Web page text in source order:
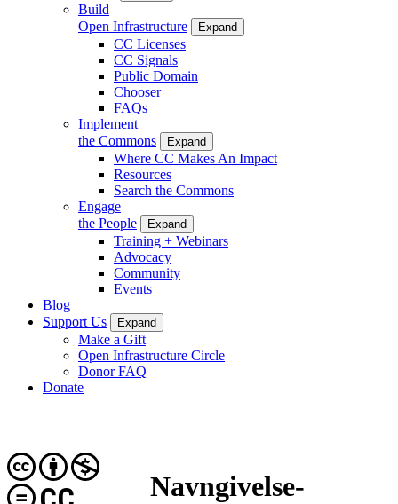
Build
Open Infrastructure
Expand
CC Licenses
CC Signals
Public Domain
Chooser
FAQs
Implement
the Commons
Expand
Where CC Makes An Impact
Resources
Search the Commons
Engage
the People
Expand
Training + Webinars
Advocacy
Community
Events
Blog
Support Us
Expand
Make a Gift
Open Infrastructure Circle
Donor FAQ
Donate
Navngivelse-